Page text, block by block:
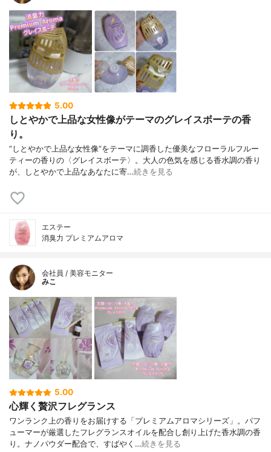
5.00
しとやかで上品な女性像がテーマのグレイスボーテの香
り。
”しとやかで上品な女性像”をテーマに調香した優美なフローラルフルー
ティーの香りの〈グレイスボーテ〉。大人の色気を感じる香水調の香り
が、しとやかで上品なあなたに寄…続きを見る
エステー
消臭力 プレミアムアロマ
会社員 / 美容モニター
みこ
5.00
心輝く贅沢フレグランス
ワンランク上の香りをお届けする「プレミアムアロマシリーズ」。パフ
ューマーが厳選したフレグランスオイルを配合し創り上げた香水調の香
り。ナノパウダー配合で、すばやく…続きを見る